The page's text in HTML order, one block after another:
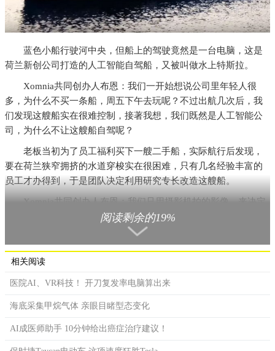
蓝色小船行驶河中央，但船上的驾驶竟然是一台电脑，这是
荷兰新创公司打造的人工智能自驾船，又被叫做水上特斯拉。
Xomnia共同创办人布恩：我们一开始想说公司里年轻人很
多，为什么不买一条船，周五下午去玩呢？不过出航几次后，我
们发现这艘船实在很难控制，接著我想，我们既然是人工智能公
司，为什么不让这艘船自驾呢？
老板当初为了员工福利买下一艘二手船，实际航行后发现，
要在荷兰狭窄拥挤的水道穿梭实在很困难，只有几名经验丰富的
员工才办得到，于是团队决定利用研究专长改造这艘船。
Xomnia共同创办人布恩：我们只用摄影机拍的影像，来决定
如何行船，影像输入电脑神经网络，神经网络预测要采取的行
一般的自驾交通工具，需要人员随时在方向盘后遥控监测，
研发团队的目标是让电脑自主学习驾船，借由一次次练习累积经
验自主航行。
研究人员范海根：我们让一名驾驶开船通过运河，收集试驾
利用所有的数据，来训练电脑神经网络。
阅读剩余的19%
相关阅读
医院AI、VR科技！ 开刀复发率电脑算出来
海底采集甲烷气体 亲眼目睹型态变化
AI成医师助手 10分钟给出癌症治疗建议！